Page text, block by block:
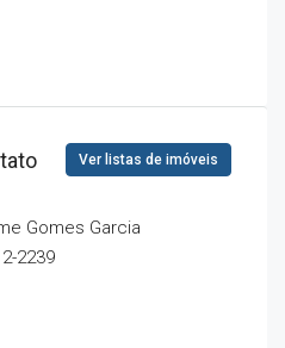
Ver listas de imóveis
Gomes Garcia
2239